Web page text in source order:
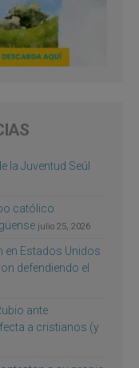
la Juventud Seúl
católico
julio 25, 2026
en Estados Unidos
defendiendo el
ante
a cristianos (y